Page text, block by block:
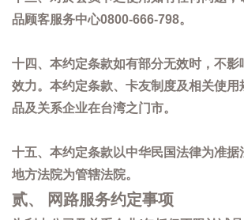
品顾客服务中心0800-666-798。
十四、本约定条款如有部分无效时，不影
效力。本约定条款、卡友制度及相关使用
品及关系企业在台湾之门市。
十五、本约定条款以中华民国法律为准据
地方法院为管辖法院。
贰、 网路服务约定事项